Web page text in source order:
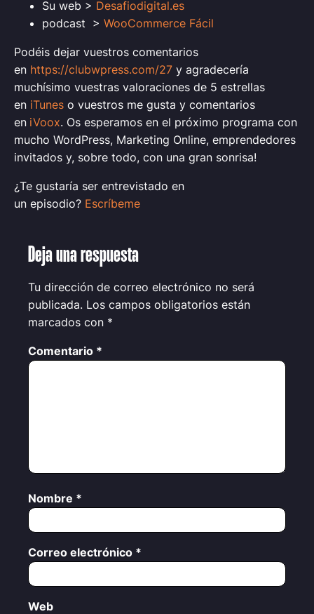
Su web > Desafiodigital.es
podcast > WooCommerce Fácil
Podéis dejar vuestros comentarios
en https://clubwpress.com/27 y agradecería
muchísimo vuestras valoraciones de 5 estrellas
en iTunes o vuestros me gusta y comentarios
en iVoox. Os esperamos en el próximo programa con
mucho WordPress, Marketing Online, emprendedores
invitados y, sobre todo, con una gran sonrisa!
¿Te gustaría ser entrevistado en
un episodio? Escríbeme
Deja una respuesta
Tu dirección de correo electrónico no será
publicada. Los campos obligatorios están
marcados con *
Comentario *
Nombre *
Correo electrónico *
Web